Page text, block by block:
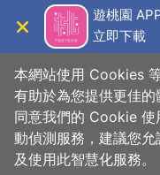
主
遊桃園
立即下載
2024
本網站使用 Cookies
有助於為您提供更佳
同意我們的 Cookie 使
動偵測服務，建議您
及使用此智慧化服務。